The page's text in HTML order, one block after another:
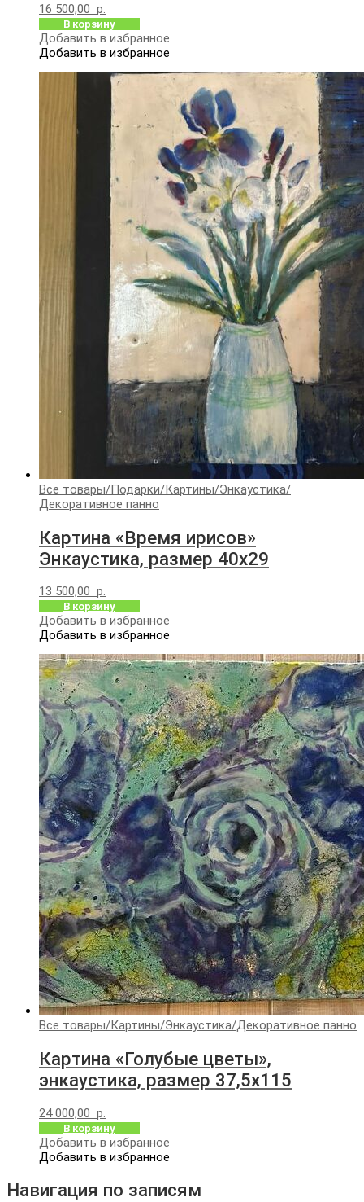
16 500,00 р.
В корзину
Добавить в избранное
Добавить в избранное
Все товары/Подарки/Картины/Энкаустика/
Декоративное панно
Картина «Время ирисов»
Энкаустика, размер 40х29
13 500,00 р.
В корзину
Добавить в избранное
Добавить в избранное
Все товары/Картины/Энкаустика/Декоративное панно
Картина «Голубые цветы»,
энкаустика, размер 37,5х115
24 000,00 р.
В корзину
Добавить в избранное
Добавить в избранное
Навигация по записям